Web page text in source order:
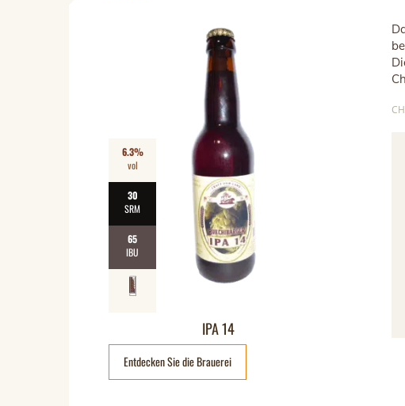
IPA 14
6.3%
vol
30
SRM
65
IBU
Entdecken Sie die Brauerei